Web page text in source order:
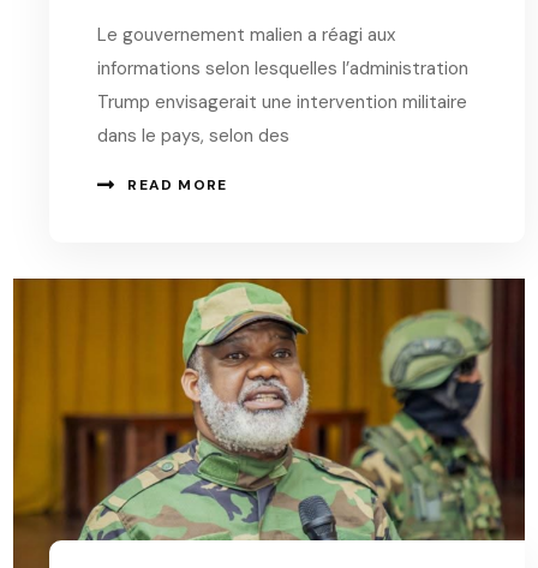
Le gouvernement malien a réagi aux
informations selon lesquelles l’administration
Trump envisagerait une intervention militaire
dans le pays, selon des
READ MORE